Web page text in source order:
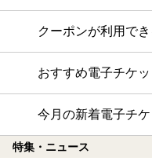
クーポンが利用で
おすすめ電子チケ
今月の新着電子チ
特集・ニュース